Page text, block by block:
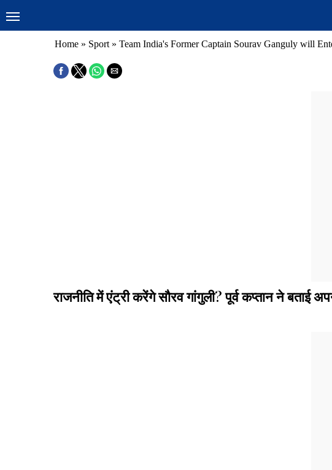
Home » Sport » Team India's Former Captain Sourav Ganguly will
राजनीति में एंट्री करेंगे सौरव गांगुली? पूर्व कप्तान ने बताई